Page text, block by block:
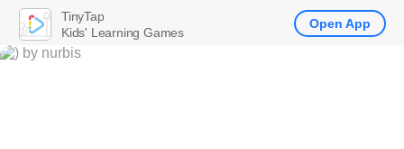
TinyTap
Kids' Learning Games
Open App